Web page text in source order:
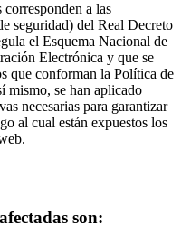
a las
seguridad) del Real Decreto
el Esquema Nacional de
Electrónica y que se
que conforman la Política de
se han aplicado
necesarias para garantizar
al cual están expuestos los
son: